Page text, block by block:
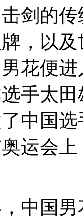
剑的
，以
花便
手太
中国
运会
国男